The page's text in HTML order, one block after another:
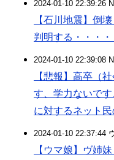
2024-01-10 22:39:26
【石川地震】倒
判明する・・・・
2024-01-10 22:39:08
【悲報】高卒（
す、学力ないで
に対するネット
2024-01-10 22:37:44
【ウマ娘】ヴ姉